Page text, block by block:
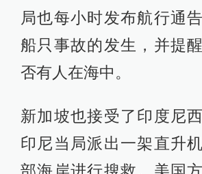
局也每小时发布航行通
船只事故的发生，并提
否有人在海中。
新加坡也接受了印度尼
印尼当局派出一架直升